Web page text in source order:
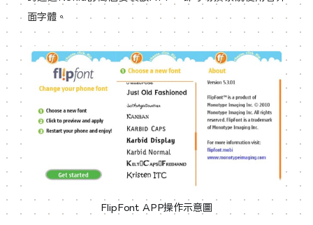
面字體。
FlipFont APP操作示意圖